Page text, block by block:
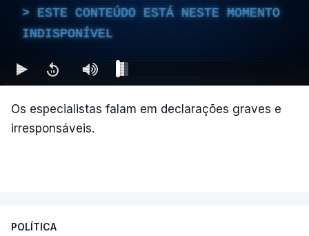
ESTE CONTEÚDO ESTÁ NESTE MOMENTO
INDISPONÍVEL
Os especialistas falam em declarações graves e
irresponsáveis.
POLÍTICA